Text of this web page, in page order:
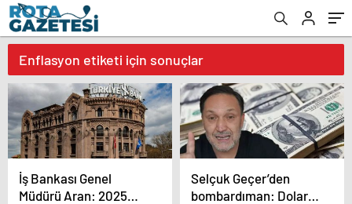
Enflasyon etiketi için sonuçlar
İş Bankası Genel
Müdürü Aran: 2025
Selçuk Geçer’den
bombardıman: Dolar